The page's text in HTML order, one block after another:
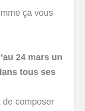
ça vous
24 mars un
tous ses
de composer